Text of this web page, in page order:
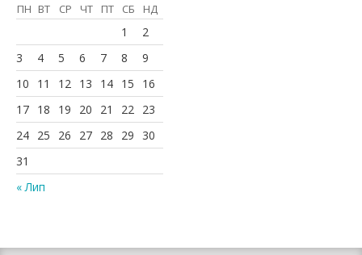
ПН ВТ СР ЧТ ПТ СБ НД
« Лип
1
2
3
4 5 6 7 8
9
10
11 12 13 14 15
16
17 18 19 20 21 22
23
24 25 26 27 28 29
30
31